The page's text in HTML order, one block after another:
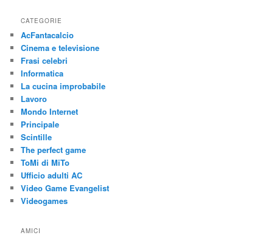
CATEGORIE
AcFantacalcio
Cinema e televisione
Frasi celebri
Informatica
La cucina improbabile
Lavoro
Mondo Internet
Principale
Scintille
The perfect game
ToMi di MiTo
Ufficio adulti AC
Video Game Evangelist
Videogames
AMICI